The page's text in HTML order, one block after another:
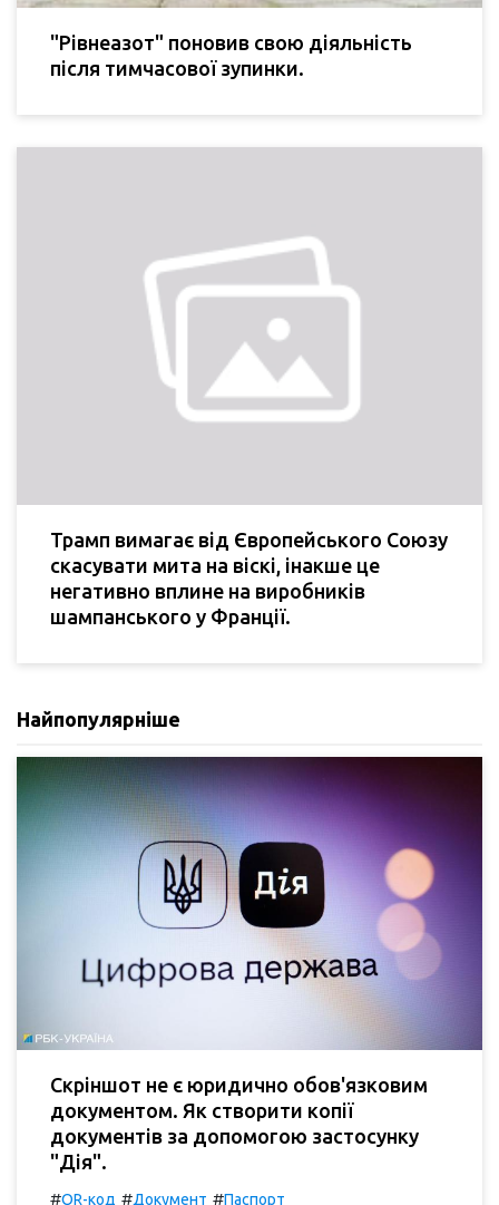
"Рівнеазот" поновив свою діяльність
після тимчасової зупинки.
Трамп вимагає від Європейського Союзу
скасувати мита на віскі, інакше це
негативно вплине на виробників
шампанського у Франції.
Найпопулярніше
Скріншот не є юридично обов'язковим
документом. Як створити копії
документів за допомогою застосунку
"Дія".
#QR-код #Документ #Паспорт